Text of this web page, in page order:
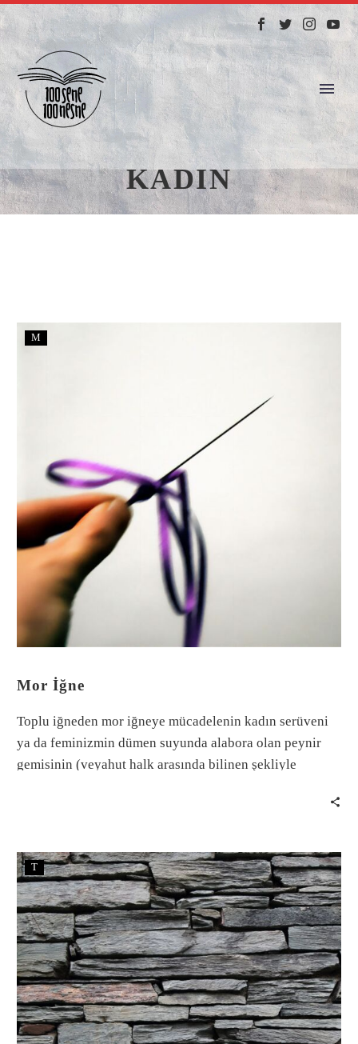
KADIN
M
Mor İğne
Toplu iğneden mor iğneye mücadelenin kadın serüveni
ya da feminizmin dümen suyunda alabora olan peynir
gemisinin (veyahut halk arasında bilinen şekliyle
T